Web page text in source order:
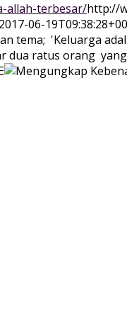
allah-terbesar/http://
2017-06-
tema; 'Keluarga
dua ratus orang